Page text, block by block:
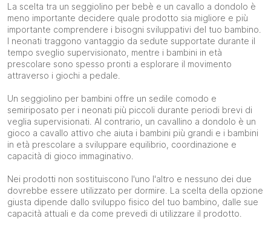
La scelta tra un seggiolino per bebè e un cavallo a dondolo è
meno importante decidere quale prodotto sia migliore e più
importante comprendere i bisogni sviluppativi del tuo bambino.
I neonati traggono vantaggio da sedute supportate durante il
tempo sveglio supervisionato, mentre i bambini in età
prescolare sono spesso pronti a esplorare il movimento
attraverso i giochi a pedale.
Un seggiolino per bambini offre un sedile comodo e
semiriposato per i neonati più piccoli durante periodi brevi di
veglia supervisionati. Al contrario, un cavallino a dondolo è un
gioco a cavallo attivo che aiuta i bambini più grandi e i bambini
in età prescolare a sviluppare equilibrio, coordinazione e
capacità di gioco immaginativo.
Nei prodotti non sostituiscono l'uno l'altro e nessuno dei due
dovrebbe essere utilizzato per dormire. La scelta della opzione
giusta dipende dallo sviluppo fisico del tuo bambino, dalle sue
capacità attuali e da come prevedi di utilizzare il prodotto.